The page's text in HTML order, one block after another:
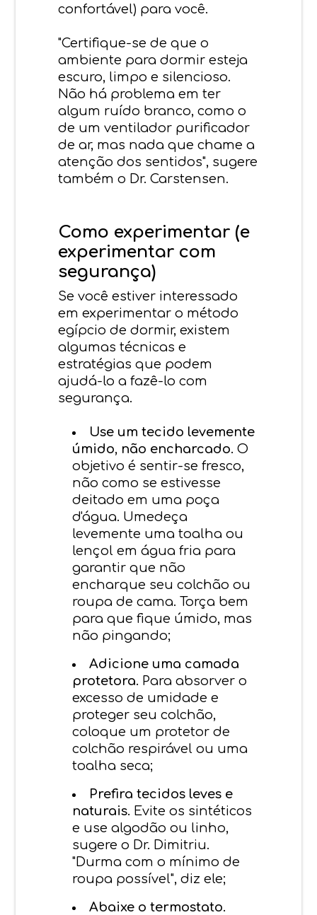
confortável) para você.
"Certifique-se de que o
ambiente para dormir esteja
escuro, limpo e silencioso.
Não há problema em ter
algum ruído branco, como o
de um ventilador purificador
de ar, mas nada que chame a
atenção dos sentidos", sugere
também o Dr. Carstensen.
Como experimentar (e
experimentar com
segurança)
Se você estiver interessado
em experimentar o método
egípcio de dormir, existem
algumas técnicas e
estratégias que podem
ajudá-lo a fazê-lo com
segurança.
Use um tecido levemente
úmido, não encharcado. O
objetivo é sentir-se fresco,
não como se estivesse
deitado em uma poça
d'água. Umedeça
levemente uma toalha ou
lençol em água fria para
garantir que não
encharque seu colchão ou
roupa de cama. Torça bem
para que fique úmido, mas
não pingando;
Adicione uma camada
protetora. Para absorver o
excesso de umidade e
proteger seu colchão,
coloque um protetor de
colchão respirável ou uma
toalha seca;
Prefira tecidos leves e
naturais. Evite os sintéticos
e use algodão ou linho,
sugere o Dr. Dimitriu.
"Durma com o mínimo de
roupa possível", diz ele;
Abaixe o termostato.